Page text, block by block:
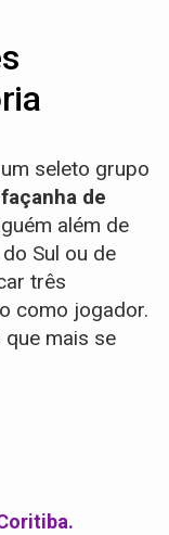
seleto grupo
façanha de
além de
Sul ou de
três
como jogador.
mais se